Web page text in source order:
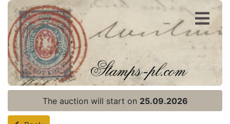
Register
Login
The auction will start on 25.09.2026